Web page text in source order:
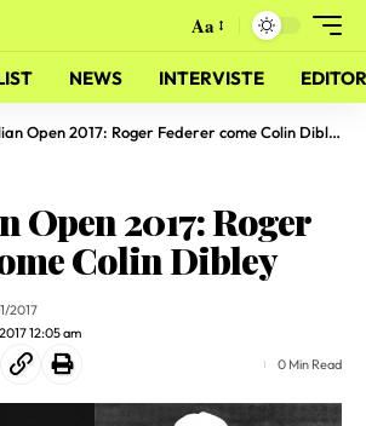
Aa
NEWS INTERVISTE
Open 2017: Roger Federer come Colin Dibley
Open 2017: Roger
Colin Dibley
12:05 am
2017
0 Min Read